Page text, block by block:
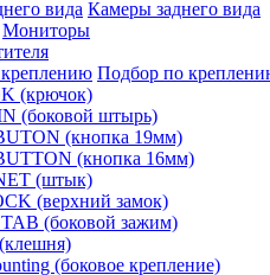
Камеры заднего вида
Мониторы
Подбор по
(крючок)
(боковой штырь)
(кнопка 19мм)
(кнопка 16мм)
(штык)
(верхний замок)
(боковой зажим)
(боковое крепление)